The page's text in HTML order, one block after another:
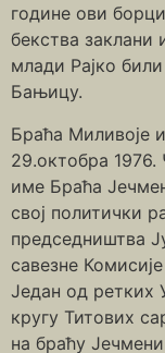
године ови
бекства
млади Рајко
Бањицу.
Браћа Миливоје
29.октобра 1976.
име Браћа
свој политички
председништва
савезне
Један од ретких
кругу Титових
на браћу